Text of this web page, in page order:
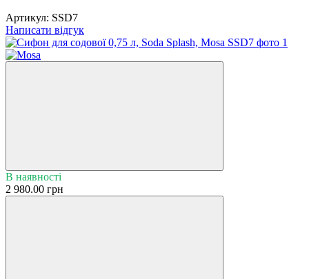
Артикул: SSD7
Написати відгук
В наявності
2 980.00 грн